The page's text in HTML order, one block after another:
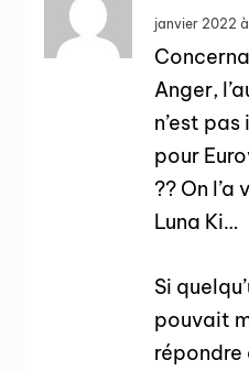
janvier 2022
Anger,
n’est
pour
?? On l’a
Luna Ki…
Si
pouvait
répondre